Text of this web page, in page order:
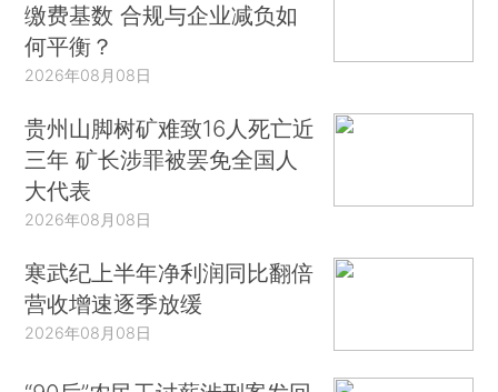
缴费基数 合规与企业减负如
何平衡？
2026年08月08日
贵州山脚树矿难致16人死亡近
三年 矿长涉罪被罢免全国人
大代表
2026年08月08日
寒武纪上半年净利润同比翻倍
营收增速逐季放缓
2026年08月08日